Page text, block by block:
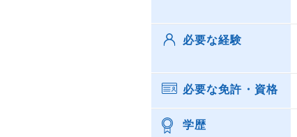
必要な経験
必要な免許・資格
学歴